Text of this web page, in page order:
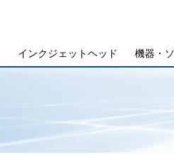
インクジェットヘッド 機器・